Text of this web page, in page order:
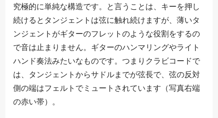
究極的に単純な構造です。と言うことは、キーを押し
続けるとタンジェントは弦に触れ続けますが、薄いタ
ンジェントがギターのフレットのような役割をするの
で音は止まりません。ギターのハンマリングやライト
ハンド奏法みたいなものです。つまりクラビコードで
は、タンジェントからサドルまでが弦長で、弦の反対
側の端はフェルトでミュートされています（写真右端
の赤い帯）。